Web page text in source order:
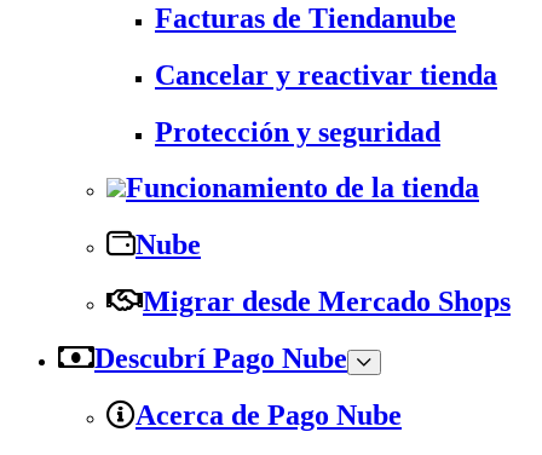
Facturas de Tiendanube
Cancelar y reactivar tienda
Protección y seguridad
Funcionamiento de la tienda
Nube
Migrar desde Mercado Shops
Descubrí Pago Nube
Acerca de Pago Nube